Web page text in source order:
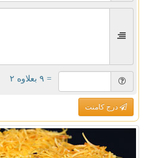
= ۹ بعلاوه ۲
درج کامنت